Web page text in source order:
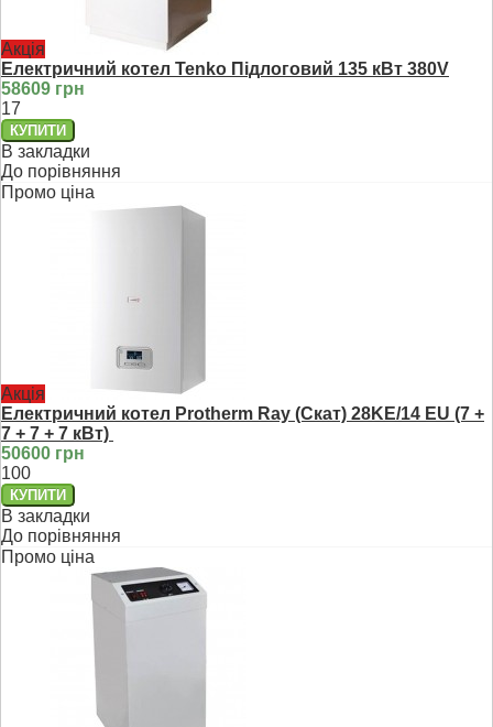
Акція
Електричний котел Tenko Підлоговий 135 кВт 380V
58609 грн
17
В закладки
До порівняння
Промо ціна
Акція
Електричний котел Protherm Ray (Скат) 28KE/14 ЕU (7 +
7 + 7 + 7 кВт)
50600 грн
100
В закладки
До порівняння
Промо ціна